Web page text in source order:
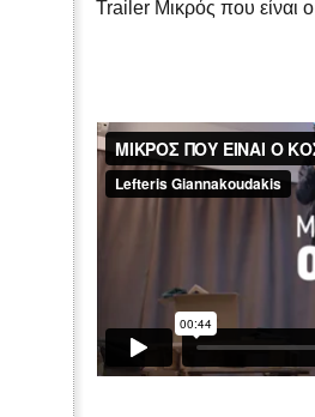
Trailer Μικρός που είναι